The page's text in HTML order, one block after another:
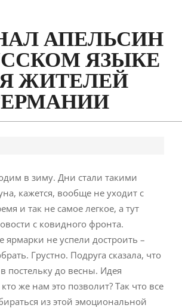
в зиму. Дни стали такими
кажется, вообще не уходит с
и так не самое легкое, а тут
с ковидного фронта.
ярмарки не успели достроить –
Грустно. Подруга сказала, что
постельку до весны. Идея
кто же нам это позволит? Так что все
из этой эмоциональной